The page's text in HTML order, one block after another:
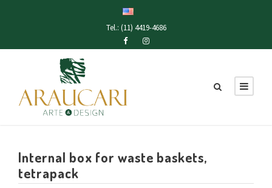
Tel.: (11) 4419-4686
Internal box for waste baskets,
tetrapack